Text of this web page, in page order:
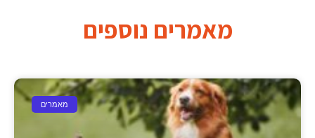
מאמרים נוספים
מאמרים